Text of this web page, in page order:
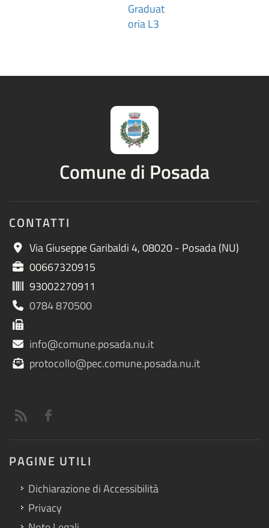
Graduat
oria L3
Comune di Posada
CONTATTI
Via Giuseppe Garibaldi 4, 08020 - Posada (NU)
00667320915
93002270911
0784 870500
info@comune.posada.nu.it
protocollo@pec.comune.posada.nu.it
PAGINE UTILI
Dichiarazione di Accessibilità
Privacy